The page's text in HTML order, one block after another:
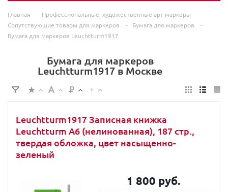
Главная - Профессиональные, художественные арт маркеры
-
Сопутствующие товары для маркеров
- Бумага для маркеров
-
Бумага для маркеров Leuchtturm1917
Бумага для маркеров
Leuchtturm1917 в Москве
Leuchtturm1917 Записная книжка
Leuchtturm A6 (нелинованная), 187 стр.,
твердая обложка, цвет насыщенно-
зеленый
1 800 руб.